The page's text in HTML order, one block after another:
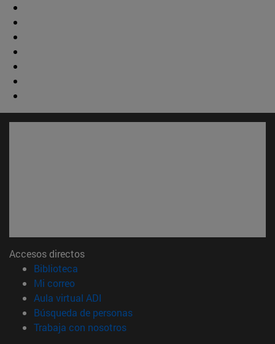
Accesos directos
Biblioteca
Mi correo(abre en nueva ventana)
Aula virtual ADI
Búsqueda de personas(abre en nueva ventana)
Trabaja con nosotros(abre en nueva ventana)